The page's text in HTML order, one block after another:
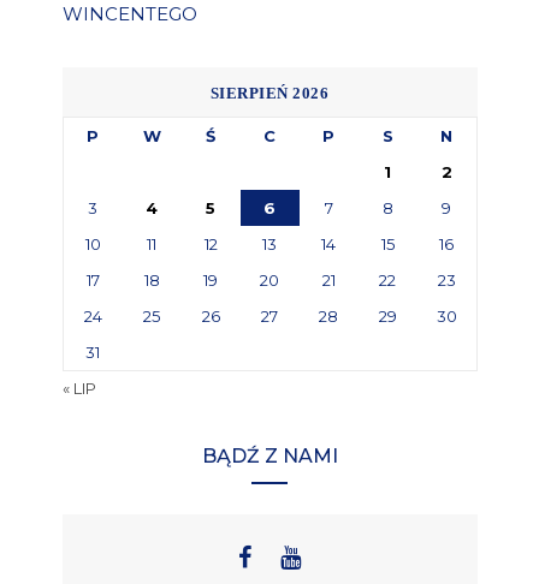
WINCENTEGO
SIERPIEŃ 2026
P W Ś C P S
N
1
2
3
4 5 6 7 8
9
10
11 12 13 14 15
16
17
18 19 20 21 22
23
24
25 26 27 28 29
30
31
« LIP
BĄDŹ Z NAMI